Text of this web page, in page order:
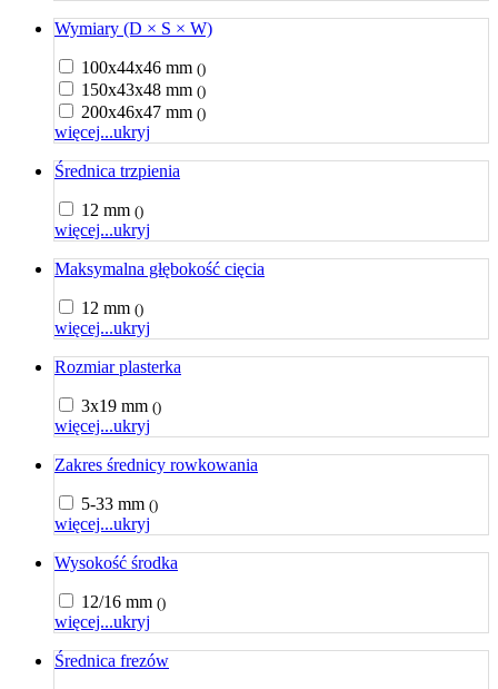
Wymiary (D × S × W)
100x44x46 mm ()
150x43x48 mm ()
200x46x47 mm ()
więcej...ukryj
Średnica trzpienia
12 mm ()
więcej...ukryj
Maksymalna głębokość cięcia
12 mm ()
więcej...ukryj
Rozmiar plasterka
3x19 mm ()
więcej...ukryj
Zakres średnicy rowkowania
5-33 mm ()
więcej...ukryj
Wysokość środka
12/16 mm ()
więcej...ukryj
Średnica frezów